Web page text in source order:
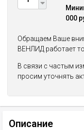
000
Обращаем Ваше
ВЕНЛИД работает
В связи с частым
просим уточнять
Описание